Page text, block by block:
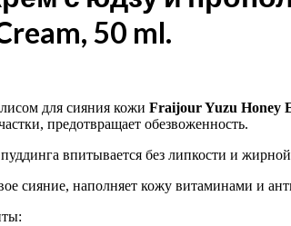
50 ml.
для сияния кожи Fraijour Yuzu Honey
предотвращает обезвоженность.
впитывается без липкости и
сияние, наполняет кожу витаминами и